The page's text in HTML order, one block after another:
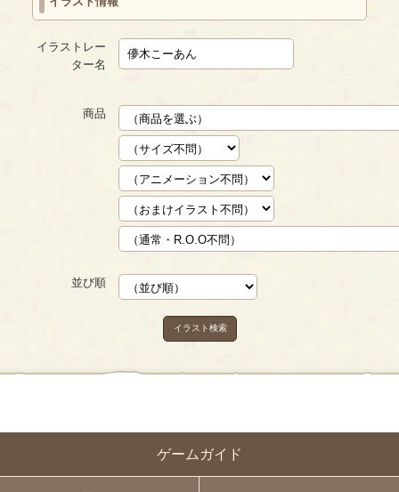
ゲームガイド
イラストレー
ター名
商品
並び順
イラスト検索